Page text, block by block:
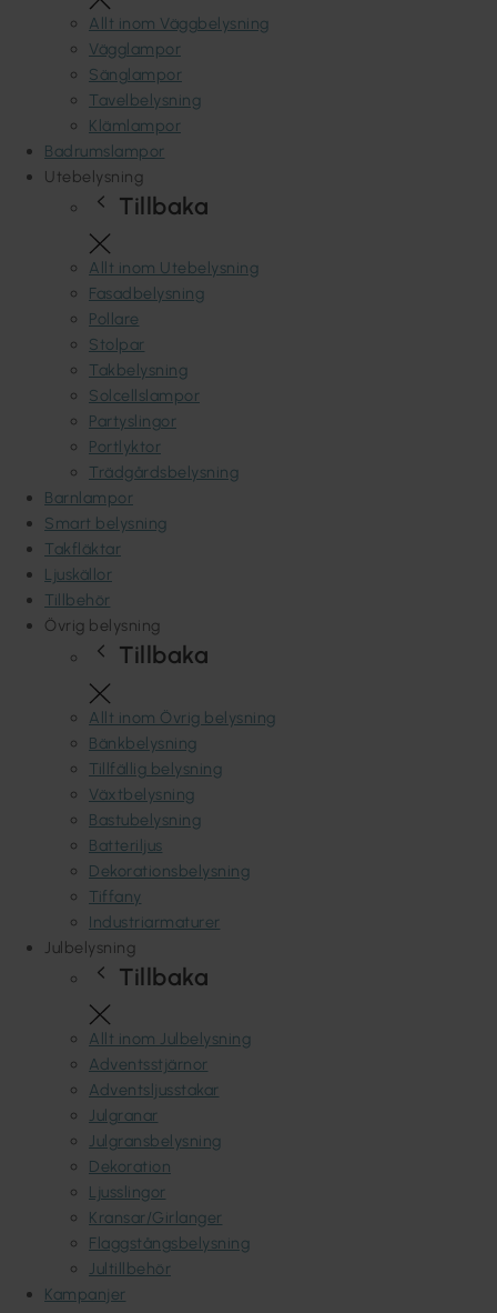
Allt inom Väggbelysning
Vägglampor
Sänglampor
Tavelbelysning
Klämlampor
Badrumslampor
Utebelysning
Tillbaka
Allt inom Utebelysning
Fasadbelysning
Pollare
Stolpar
Takbelysning
Solcellslampor
Partyslingor
Portlyktor
Trädgårdsbelysning
Barnlampor
Smart belysning
Takfläktar
Ljuskällor
Tillbehör
Övrig belysning
Tillbaka
Allt inom Övrig belysning
Bänkbelysning
Tillfällig belysning
Växtbelysning
Bastubelysning
Batteriljus
Dekorationsbelysning
Tiffany
Industriarmaturer
Julbelysning
Tillbaka
Allt inom Julbelysning
Adventsstjärnor
Adventsljusstakar
Julgranar
Julgransbelysning
Dekoration
Ljusslingor
Kransar/Girlanger
Flaggstångsbelysning
Jultillbehör
Kampanjer